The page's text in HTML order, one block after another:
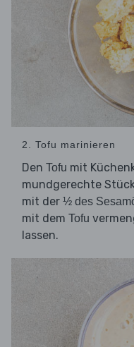
2. Tofu marinieren
Den Tofu mit
mundgerechte
mit der ½ des
mit dem Tofu
lassen.